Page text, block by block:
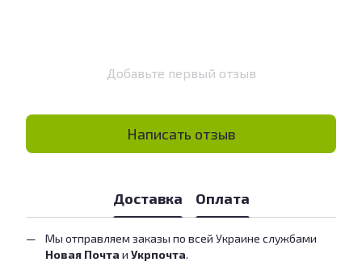
Добавьте первый отзыв
Написать отзыв
Доставка Оплата
Мы отправляем заказы по всей Украине службами
Новая Почта и Укрпочта.